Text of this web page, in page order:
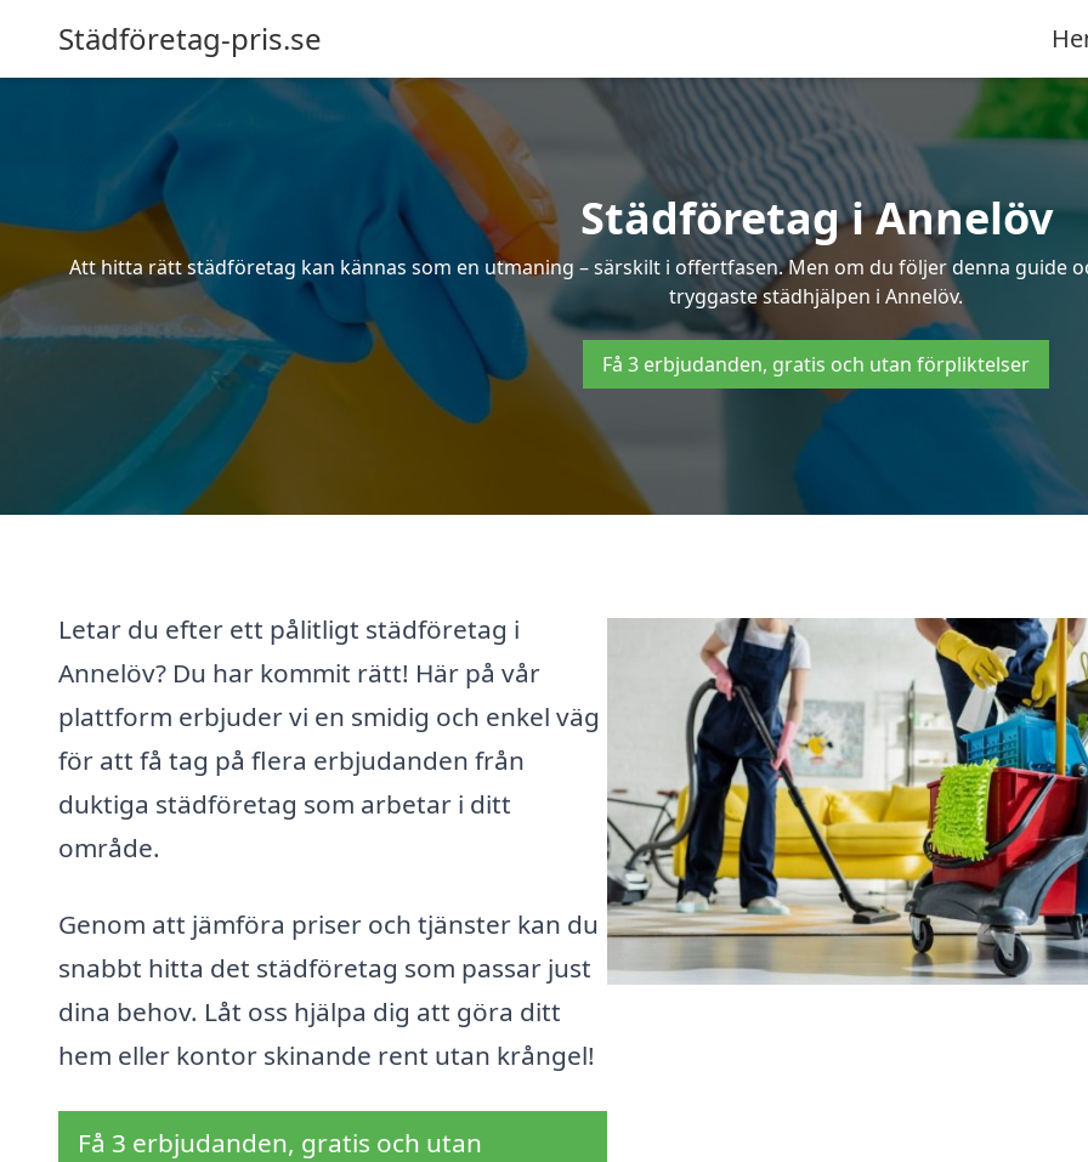
Städföretag-pris.se
Städföretag i Annelöv
Att hitta rätt städföretag kan kännas som en utmaning – särskilt i offertfasen. Men om du följer denna guide
tryggaste städhjälpen i Annelöv.
Få 3 erbjudanden, gratis och utan förpliktelser
Letar du efter ett pålitligt städföretag i
Annelöv? Du har kommit rätt! Här på vår
plattform erbjuder vi en smidig och enkel väg
för att få tag på flera erbjudanden från
duktiga städföretag som arbetar i ditt
område.
Genom att jämföra priser och tjänster kan du
snabbt hitta det städföretag som passar just
dina behov. Låt oss hjälpa dig att göra ditt
hem eller kontor skinande rent utan krångel!
Få 3 erbjudanden, gratis och utan